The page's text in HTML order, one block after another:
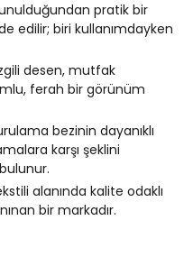
pratik bir
edilir; biri kullanımdayken
desen, mutfak
ferah bir görünüm
bezinin dayanıklı
karşı şeklini
alanında kalite odaklı
bir markadır.